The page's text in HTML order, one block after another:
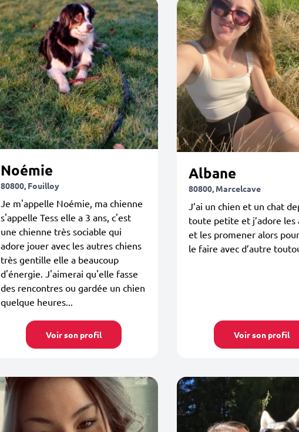
Noémie
80800, Fouilloy
Je m'appelle Noémie, ma chienne
s'appelle Tess elle a 3 ans, c'est
une chienne très sociable qui
adore jouer avec les autres chiens
très gentille elle a beaucoup
d'énergie. J'aimerai qu'elle fasse
des rencontres ou gardée un chien
quelque heures...
Voir son profil
Albane
80800, Marcelcave
J’ai un chien et un chat
toute petite et j’adore les
et les promener alors
le faire avec d’autre
Voir son profil